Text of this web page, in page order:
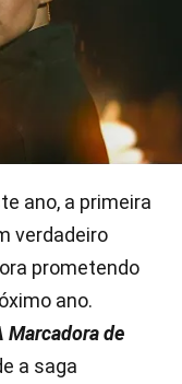
ano, a primeira
verdadeiro
prometendo
ano.
Marcadora de
a saga